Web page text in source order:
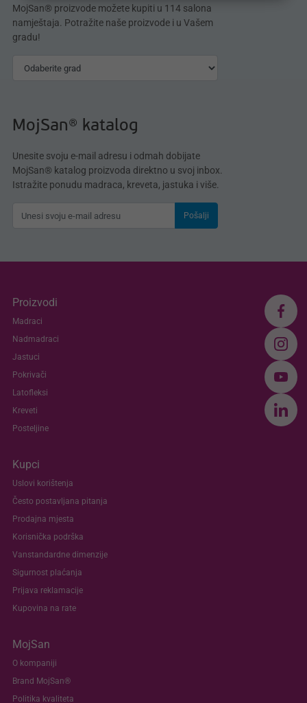
MojSan® proizvode možete kupiti u 114 salona
namještaja. Potražite naše proizvode i u Vašem
gradu!
MojSan® katalog
Unesite svoju e-mail adresu i odmah dobijate
MojSan® katalog proizvoda direktno u svoj inbox.
Istražite ponudu madraca, kreveta, jastuka i više.
Pošalji
Proizvodi
Madraci
Nadmadraci
Jastuci
Pokrivači
Latofleksi
Kreveti
Posteljine
Kupci
Uslovi korištenja
Često postavljana pitanja
Prodajna mjesta
Korisnička podrška
Vanstandardne dimenzije
Sigurnost plaćanja
Prijava reklamacije
Kupovina na rate
MojSan
O kompaniji
Brand MojSan®
Politika kvaliteta